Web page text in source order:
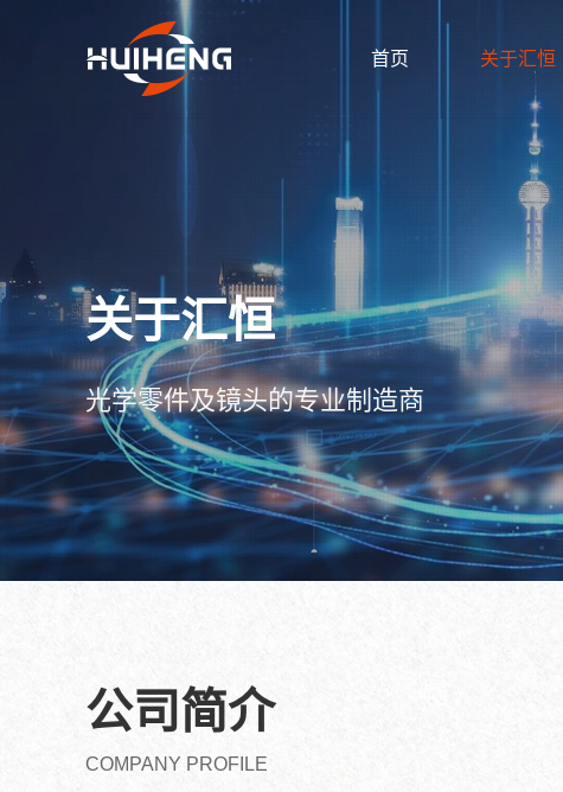
首页 关于汇恒
关于汇恒
光学零件及镜头的专业制造商
公司简介
COMPANY PROFILE